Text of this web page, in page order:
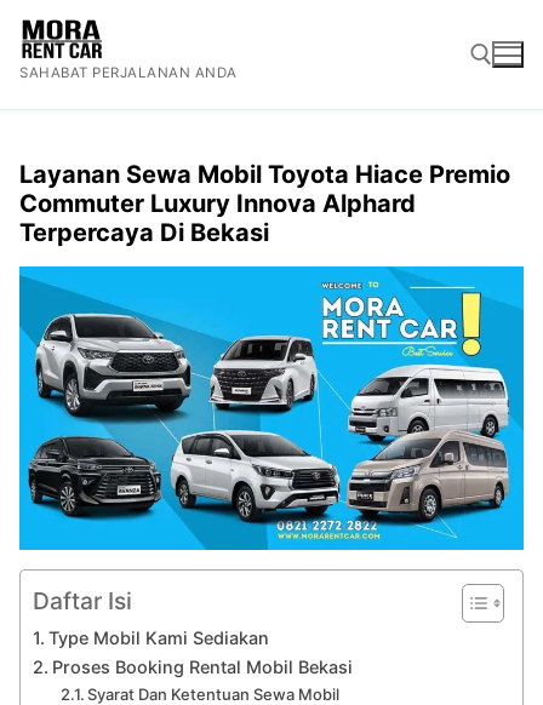
Lompat
konten
SAHABAT PERJALANAN ANDA
Layanan Sewa Mobil Toyota Hiace Premio
Commuter Luxury Innova Alphard
Terpercaya Di Bekasi
Daftar Isi
Type Mobil Kami Sediakan
Proses Booking Rental Mobil Bekasi
Syarat Dan Ketentuan Sewa Mobil